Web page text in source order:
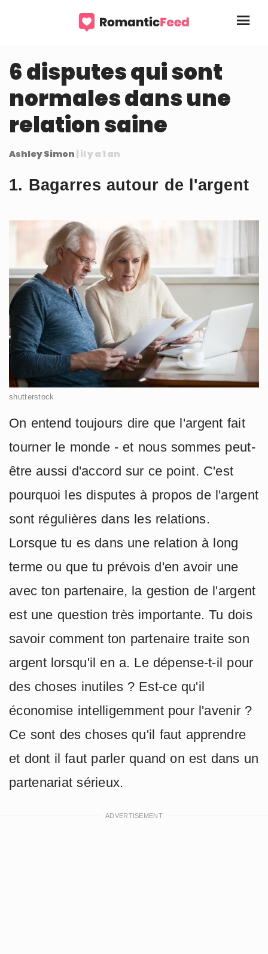
6 disputes qui sont
normales dans une
relation saine
Ashley Simon | il y a 1 an
1. Bagarres autour de l'argent
shutterstock
On entend toujours dire que l'argent fait
tourner le monde - et nous sommes peut-
être aussi d'accord sur ce point. C'est
pourquoi les disputes à propos de l'argent
sont régulières dans les relations.
Lorsque tu es dans une relation à long
terme ou que tu prévois d'en avoir une
avec ton partenaire, la gestion de l'argent
est une question très importante. Tu dois
savoir comment ton partenaire traite son
argent lorsqu'il en a. Le dépense-t-il pour
des choses inutiles ? Est-ce qu'il
économise intelligemment pour l'avenir ?
Ce sont des choses qu'il faut apprendre
et dont il faut parler quand on est dans un
partenariat sérieux.